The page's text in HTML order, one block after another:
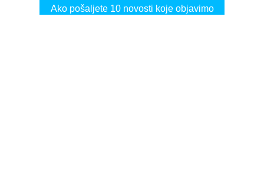
Ako pošaljete 10 novosti koje objavimo